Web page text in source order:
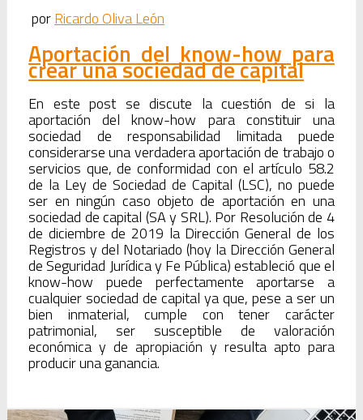
porRicardo Oliva León
Aportación del know-how para
crear una sociedad de capital
En este post se discute la cuestión de si la
aportación del know-how para constituir una
sociedad de responsabilidad limitada puede
considerarse una verdadera aportación de trabajo o
servicios que, de conformidad con el artículo 58.2
de la Ley de Sociedad de Capital (LSC), no puede
ser en ningún caso objeto de aportación en una
sociedad de capital (SA y SRL). Por Resolución de 4
de diciembre de 2019 la Dirección General de los
Registros y del Notariado (hoy la Dirección General
de Seguridad Jurídica y Fe Pública) estableció que el
know-how puede perfectamente aportarse a
cualquier sociedad de capital ya que, pese a ser un
bien inmaterial, cumple con tener carácter
patrimonial, ser susceptible de valoración
económica y de apropiación y resulta apto para
producir una ganancia.